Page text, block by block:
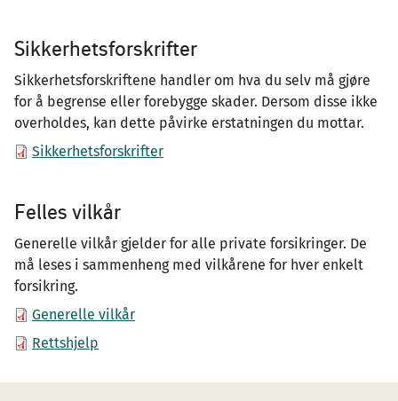
Sikkerhetsforskrifter
Sikkerhetsforskriftene handler om hva du selv må gjøre
for å begrense eller forebygge skader. Dersom disse ikke
overholdes, kan dette påvirke erstatningen du mottar.
Sikkerhetsforskrifter
Felles vilkår
Generelle vilkår gjelder for alle private forsikringer. De
må leses i sammenheng med vilkårene for hver enkelt
forsikring.
Generelle vilkår
Rettshjelp